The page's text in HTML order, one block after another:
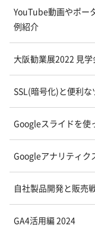
YouTube動画やポー
例紹介
大阪勧業展2022 見学
SSL(暗号化)と便利
Googleスライドを使
Googleアナリティク
自社製品開発と販売
GA4活用編 2024